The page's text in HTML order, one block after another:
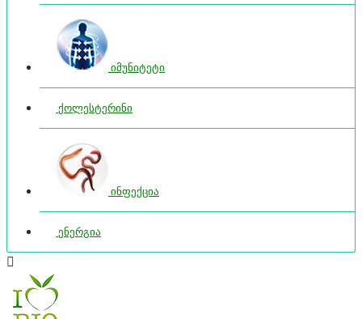
იმუნიტეტი
ქოლესტერინი
ინფექცია
ენერგია
